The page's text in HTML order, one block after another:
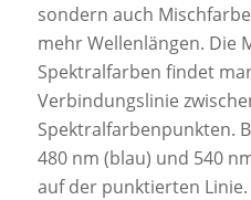
sondern auch
mehr Wellenlängen. Die
Spektralfarben findet
Verbindungslinie
Spektralfarbenpunkten.
480 nm (blau) und 540
auf der punktierten